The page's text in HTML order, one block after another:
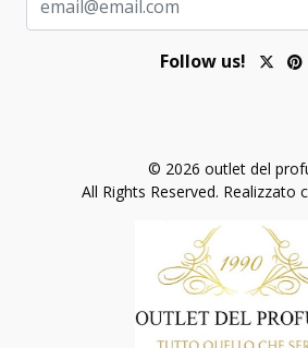
Follow us!
© 2026 outlet del
All Rights Reserved. Realizzato